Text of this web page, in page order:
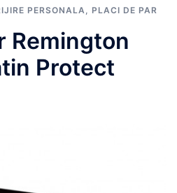
PERSONALA, PLACI DE PAR
Remington
Protect